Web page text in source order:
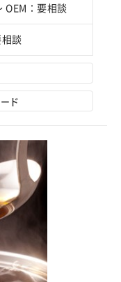
OEM：要相談
談
ド